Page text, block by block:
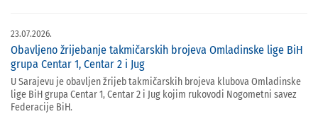
23.07.2026.
Obavljeno žrijebanje takmičarskih brojeva Omladinske lige BiH
grupa Centar 1, Centar 2 i Jug
U Sarajevu je obavljen žrijeb takmičarskih brojeva klubova Omladinske
lige BiH grupa Centar 1, Centar 2 i Jug kojim rukovodi Nogometni savez
Federacije BiH.